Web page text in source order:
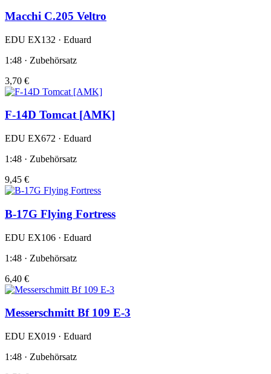
Macchi C.205 Veltro
EDU EX132 · Eduard
1:48 · Zubehörsatz
3,70 €
F-14D Tomcat [AMK]
EDU EX672 · Eduard
1:48 · Zubehörsatz
9,45 €
B-17G Flying Fortress
EDU EX106 · Eduard
1:48 · Zubehörsatz
6,40 €
Messerschmitt Bf 109 E-3
EDU EX019 · Eduard
1:48 · Zubehörsatz